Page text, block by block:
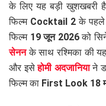
के लिए यह बड़ी खुशखबरी
फिल्म Cocktail 2 के पहले
फिल्म 19 जून 2026को
सेननके साथ रश्मिका की
और इसेहोमी अदजानियाने
फिल्म का First Look 18